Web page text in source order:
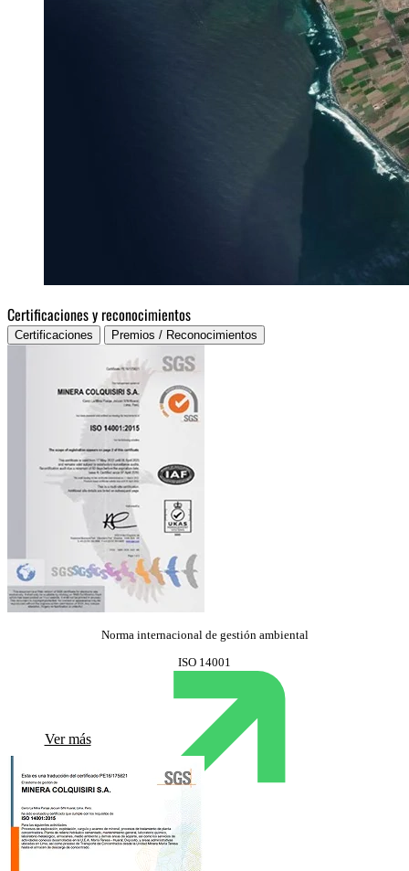
Certificaciones y reconocimientos
Certificaciones Premios / Reconocimientos
Norma internacional de gestión ambiental
ISO 14001
Ver más